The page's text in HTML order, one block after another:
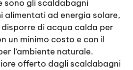
sono gli scaldabagni
alimentati ad energia solare,
di acqua calda per
un minimo costo e con il
l’ambiente naturale.
offerto dagli scaldabagni